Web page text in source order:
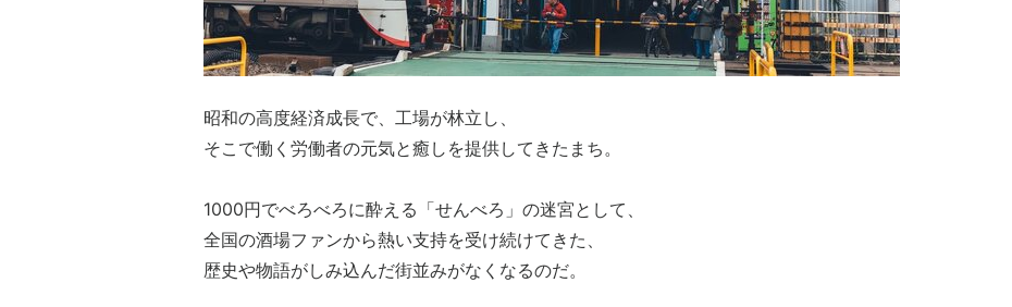
昭和の高度経済成長で、工場が林立し、
そこで働く労働者の元気と癒しを提供してきたまち。
1000円でべろべろに酔える「せんべろ」の迷宮として、
全国の酒場ファンから熱い支持を受け続けてきた、
歴史や物語がしみ込んだ街並みがなくなるのだ。